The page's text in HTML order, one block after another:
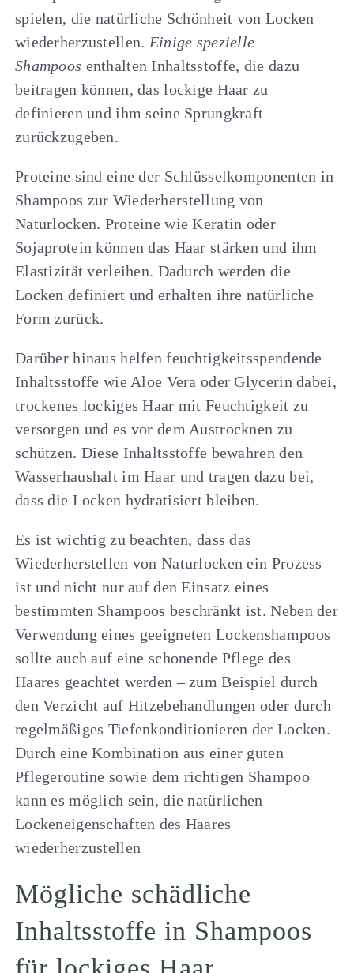
spielen, die natürliche Schönheit von Locken
wiederherzustellen. Einige spezielle
Shampoos enthalten Inhaltsstoffe, die dazu
beitragen können, das lockige Haar zu
definieren und ihm seine Sprungkraft
zurückzugeben.
Proteine sind eine der Schlüsselkomponenten in
Shampoos zur Wiederherstellung von
Naturlocken. Proteine wie Keratin oder
Sojaprotein können das Haar stärken und ihm
Elastizität verleihen. Dadurch werden die
Locken definiert und erhalten ihre natürliche
Form zurück.
Darüber hinaus helfen feuchtigkeitsspendende
Inhaltsstoffe wie Aloe Vera oder Glycerin dabei,
trockenes lockiges Haar mit Feuchtigkeit zu
versorgen und es vor dem Austrocknen zu
schützen. Diese Inhaltsstoffe bewahren den
Wasserhaushalt im Haar und tragen dazu bei,
dass die Locken hydratisiert bleiben.
Es ist wichtig zu beachten, dass das
Wiederherstellen von Naturlocken ein Prozess
ist und nicht nur auf den Einsatz eines
bestimmten Shampoos beschränkt ist. Neben der
Verwendung eines geeigneten Lockenshampoos
sollte auch auf eine schonende Pflege des
Haares geachtet werden – zum Beispiel durch
den Verzicht auf Hitzebehandlungen oder durch
regelmäßiges Tiefenkonditionieren der Locken.
Durch eine Kombination aus einer guten
Pflegeroutine sowie dem richtigen Shampoo
kann es möglich sein, die natürlichen
Lockeneigenschaften des Haares
wiederherzustellen
Mögliche schädliche
Inhaltsstoffe in Shampoos